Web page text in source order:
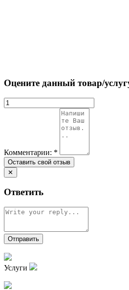
Оцените данный товар/
Комментарии: *
✕
Ответить
Услуги